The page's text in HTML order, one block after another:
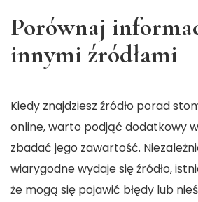
Porównaj
innymi źródłami
Kiedy znajdziesz źródło porad
online, warto podjąć dodatkowy
zbadać jego zawartość.
wiarygodne wydaje się źródło,
że mogą się pojawić błędy lub